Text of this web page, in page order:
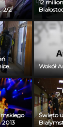
2/2
12
Wokół
Święto